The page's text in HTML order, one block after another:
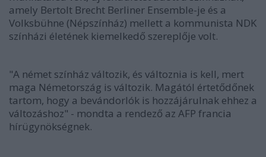
amely Bertolt Brecht Berliner Ensemble-je és a
Volksbühne (Népszínház) mellett a kommunista NDK
színházi életének kiemelkedő szereplője volt.
"A német színház változik, és változnia is kell, mert
maga Németország is változik. Magától értetődőnek
tartom, hogy a bevándorlók is hozzájárulnak ehhez a
változáshoz" - mondta a rendező az AFP francia
hírügynökségnek.